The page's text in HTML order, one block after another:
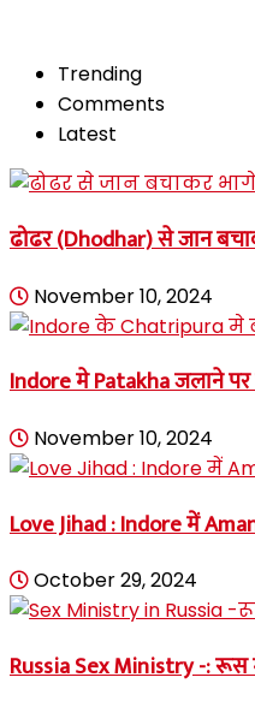
Trending
Comments
Latest
ढोढर (Dhodhar) से जान
November 10, 2024
Indore मे Patakha जलाने
November 10, 2024
Love Jihad : Indore में
October 29, 2024
Russia Sex Ministry -: रूस